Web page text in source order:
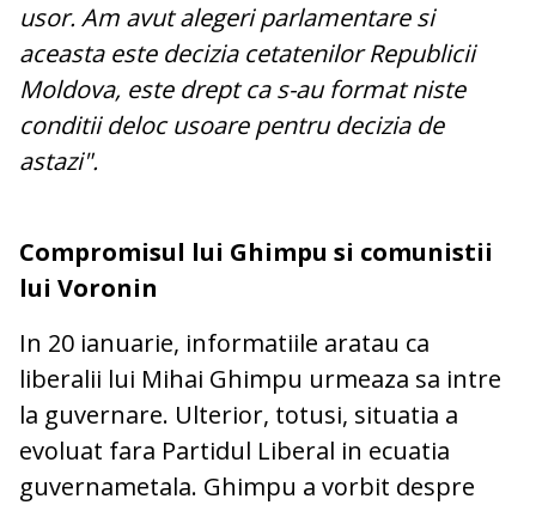
usor. Am avut alegeri parlamentare si
aceasta este decizia cetatenilor Republicii
Moldova, este drept ca s-au format niste
conditii deloc usoare pentru decizia de
astazi".
Compromisul lui Ghimpu si comunistii
lui Voronin
In 20 ianuarie, informatiile aratau ca
liberalii lui Mihai Ghimpu urmeaza sa intre
la guvernare. Ulterior, totusi, situatia a
evoluat fara Partidul Liberal in ecuatia
guvernametala. Ghimpu a vorbit despre